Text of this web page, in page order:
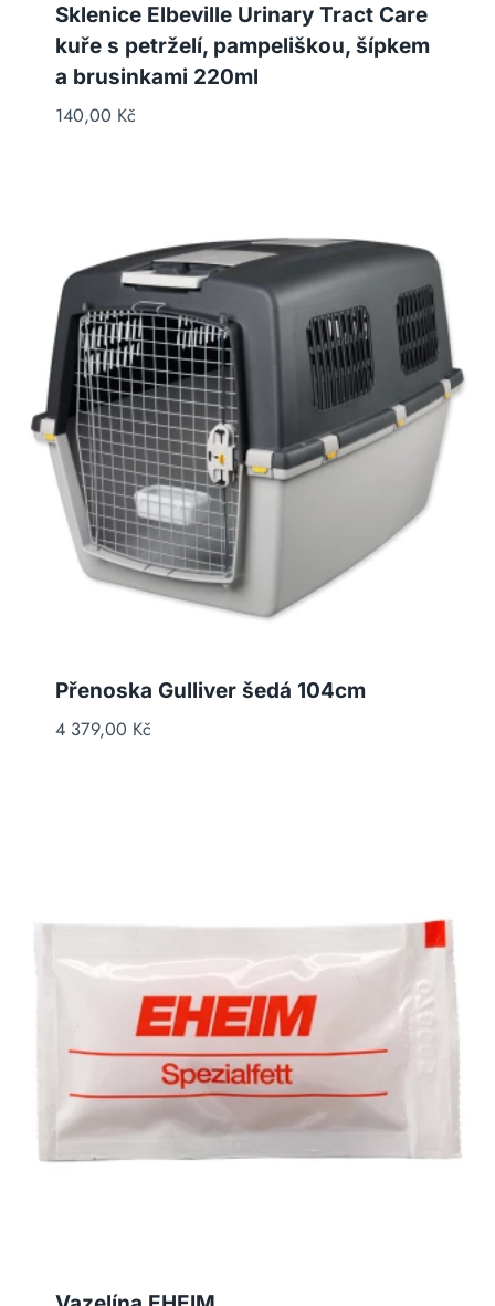
Sklenice Elbeville Urinary Tract Care
kuře s petrželí, pampeliškou, šípkem
a brusinkami 220ml
140,00 Kč
Přenoska Gulliver šedá 104cm
4 379,00 Kč